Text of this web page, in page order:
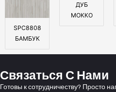
SPC8808
БАМБУК
ДУБ
МОККО
Связаться С Нами
Готовы к сотрудничеству? Просто